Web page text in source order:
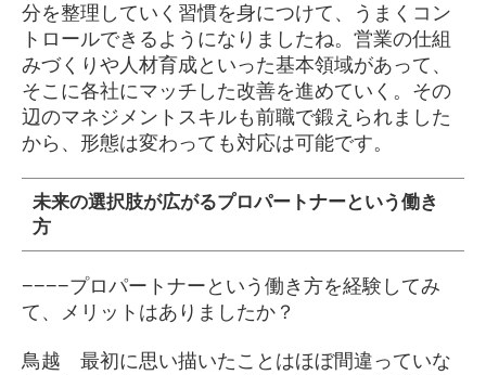
分を整理していく習慣を身につけて、うまくコン
トロールできるようになりましたね。営業の仕組
みづくりや人材育成といった基本領域があって、
そこに各社にマッチした改善を進めていく。その
辺のマネジメントスキルも前職で鍛えられました
から、形態は変わっても対応は可能です。
未来の選択肢が広がるプロパートナーという働き
方
−−−−プロパートナーという働き方を経験してみ
て、メリットはありましたか？
鳥越 最初に思い描いたことはほぼ間違っていな